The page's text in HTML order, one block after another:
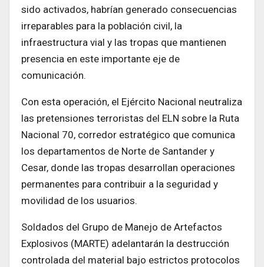
sido activados, habrían generado consecuencias
irreparables para la población civil, la
infraestructura vial y las tropas que mantienen
presencia en este importante eje de
comunicación.
Con esta operación, el Ejército Nacional neutraliza
las pretensiones terroristas del ELN sobre la Ruta
Nacional 70, corredor estratégico que comunica
los departamentos de Norte de Santander y
Cesar, donde las tropas desarrollan operaciones
permanentes para contribuir a la seguridad y
movilidad de los usuarios.
Soldados del Grupo de Manejo de Artefactos
Explosivos (MARTE) adelantarán la destrucción
controlada del material bajo estrictos protocolos